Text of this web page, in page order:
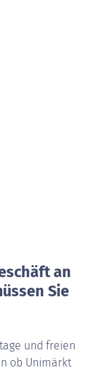
an
Sie
und freien
ob Unimärkt